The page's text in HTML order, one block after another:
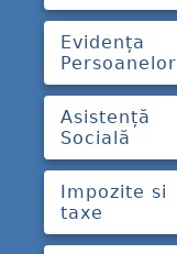
Evidența
Persoanelor
Asistență
Socială
Impozite si
taxe